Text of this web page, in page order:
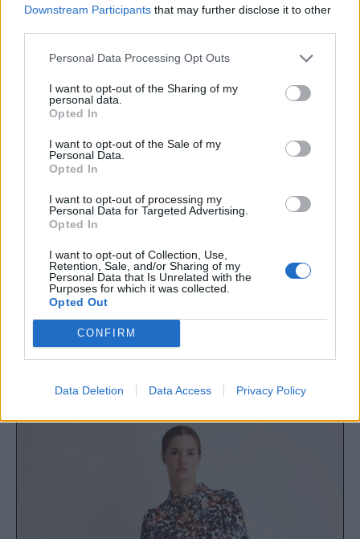
Downstream Participants that may further disclose it to other
Personal Data Processing Opt Outs
I want to opt-out of the Sharing of my
personal data.
Opted In
I want to opt-out of the Sale of my
Personal Data.
Opted In
I want to opt-out of processing my
Personal Data for Targeted Advertising.
Opted In
I want to opt-out of Collection, Use,
Retention, Sale, and/or Sharing of my
Personal Data that Is Unrelated with the
Purposes for which it was collected.
Opted Out
CONFIRM
Data Deletion Data Access Privacy Policy
ΔΙΑΒΑΣΕ ΕΠΙΣΗΣ:
Οδηγός Αγοράς: 10 φορέματα με χρώμα που
θα σε βάλουν σε mood εορτών
Ο Άγγελος Μπράτης σχεδίασε μία συλλογή με
τα πιο κομψά basics της σεζόν, αποκλειστικά
για το GNTM 4
Party season is on: Τα πιο εντυπωσιακά looks
για να πας σε πάρτι τις γιορτινές μέρες